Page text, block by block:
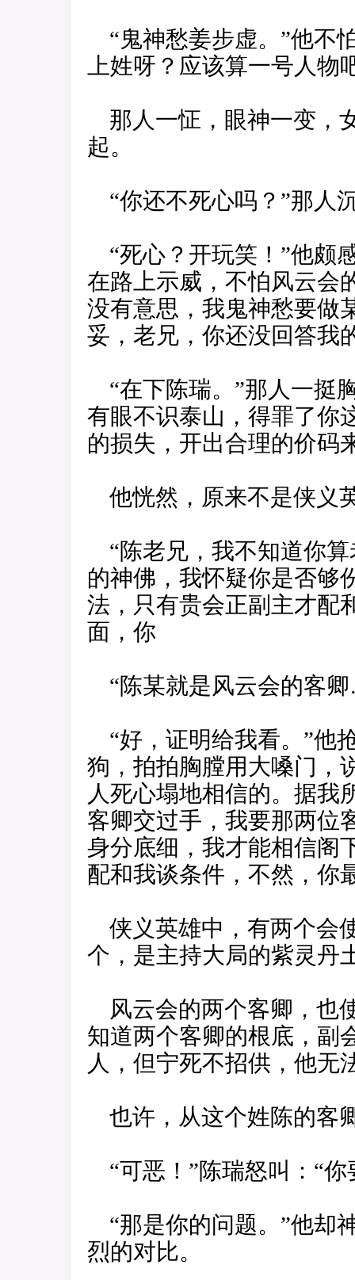
“鬼神愁姜步虚。”他不
上姓呀？应该算一号人物
那人一怔，眼神一变，
起。
“你还不死心吗？”那人
“死心？开玩笑！”他颇
在路上示威，不怕风云会
没有意思，我鬼神愁要做
妥，老兄，你还没回答我
“在下陈瑞。”那人一挺
有眼不识泰山，得罪了你
的损失，开出合理的价码
他恍然，原来不是侠义
“陈老兄，我不知道你
的神佛，我怀疑你是否够
法，只有贵会正副主才配
面，你
“陈某就是风云会的客
“好，证明给我看。”他
狗，拍拍胸膛用大嗓门，
人死心塌地相信的。据我
客卿交过手，我要那两位
身分底细，我才能相信阁
配和我谈条件，不然，你
侠义英雄中，有两个会
个，是主持大局的紫灵丹
风云会的两个客卿，也
知道两个客卿的根底，副
人，但宁死不招供，他无
也许，从这个姓陈的客
“可恶！”陈瑞怒叫：“你
“那是你的问题。”他却
烈的对比。